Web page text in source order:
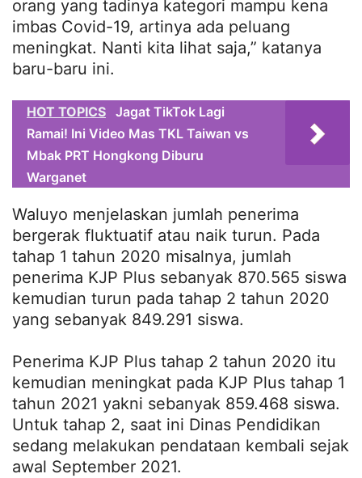
orang yang tadinya kategori mampu kena
imbas Covid-19, artinya ada peluang
meningkat. Nanti kita lihat saja,” katanya
baru-baru ini.
HOT TOPICS Jagat TikTok Lagi
Ramai! Ini Video Mas TKL Taiwan vs
Mbak PRT Hongkong Diburu
Warganet
Waluyo menjelaskan jumlah penerima
bergerak fluktuatif atau naik turun. Pada
tahap 1 tahun 2020 misalnya, jumlah
penerima KJP Plus sebanyak 870.565 siswa
kemudian turun pada tahap 2 tahun 2020
yang sebanyak 849.291 siswa.
Penerima KJP Plus tahap 2 tahun 2020 itu
kemudian meningkat pada KJP Plus tahap 1
tahun 2021 yakni sebanyak 859.468 siswa.
Untuk tahap 2, saat ini Dinas Pendidikan
sedang melakukan pendataan kembali sejak
awal September 2021.